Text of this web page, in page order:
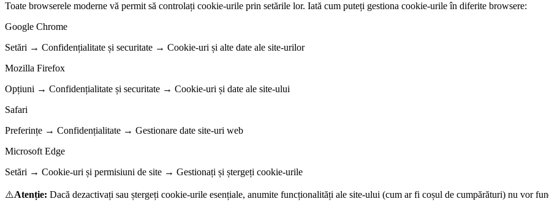
Toate browserele moderne vă permit să controlați cookie-urile prin setările lor. Iată cum puteți gestiona cookie-urile în diferite browsere:
Google Chrome
Setări → Confidențialitate și securitate → Cookie-uri și alte date ale site-urilor
Mozilla Firefox
Opțiuni → Confidențialitate și securitate → Cookie-uri și date ale site-ului
Safari
Preferințe → Confidențialitate → Gestionare date site-uri web
Microsoft Edge
Setări → Cookie-uri și permisiuni de site → Gestionați și ștergeți cookie-urile
⚠️Atenție: Dacă dezactivați sau ștergeți cookie-urile esențiale, anumite funcționalități ale site-ului (cum ar fi coșul de cumpărături) nu vor